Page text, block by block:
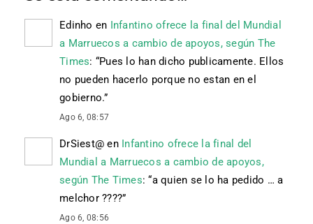
Edinho en Infantino ofrece la final del Mundial
a Marruecos a cambio de apoyos, según The
Times: “Pues lo han dicho publicamente. Ellos
no pueden hacerlo porque no estan en el
gobierno.”
Ago 6, 08:57
DrSiest@ en Infantino ofrece la final del
Mundial a Marruecos a cambio de apoyos,
según The Times: “a quien se lo ha pedido … a
melchor ????”
Ago 6, 08:56